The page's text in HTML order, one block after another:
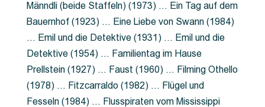
Männdli (beide Staffeln) (1973) … Ein Tag auf dem
Bauernhof (1923) … Eine Liebe von Swann (1984)
… Emil und die Detektive (1931) … Emil und die
Detektive (1954) … Familientag im Hause
Prellstein (1927) … Faust (1960) … Filming Othello
(1978) … Fitzcarraldo (1982) … Flügel und
Fesseln (1984) … Flusspiraten vom Mississippi